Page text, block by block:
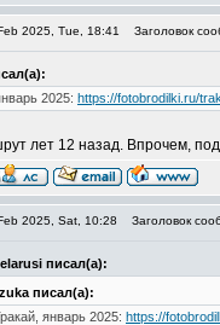
2025, Tue, 18:41 Заголовок
2025: https://fotobrodilki.ru/
лет 12 назад. Впрочем,
2025, Sat, 10:28 Заголовок
писал(а):
писал(а):
январь 2025: https://